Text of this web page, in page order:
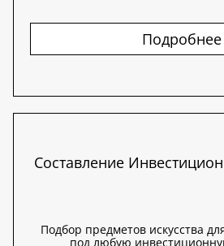
Подробнее
Составление
Подбор предметов искусства
под любую